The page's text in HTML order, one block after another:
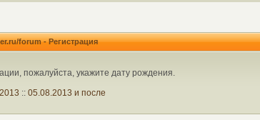
forum - Регистрация
пожалуйста, укажите дату рождения.
:: 05.08.2013 и после